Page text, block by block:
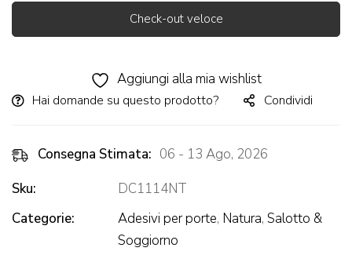
Check-out veloce
Aggiungi alla mia wishlist
Hai domande su questo prodotto? Condividi
Consegna Stimata: 06 - 13 Ago, 2026
Sku:
DC1114NT
Categorie:
Adesivi per porte, Natura, Salotto &
Soggiorno